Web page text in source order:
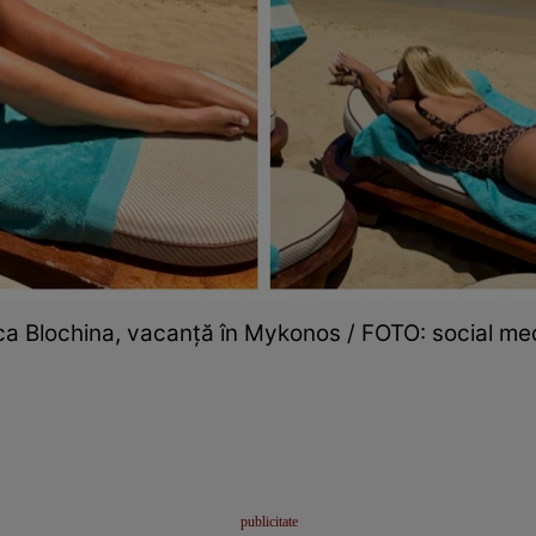
Blochina, vacanță în Mykonos / FOTO: social